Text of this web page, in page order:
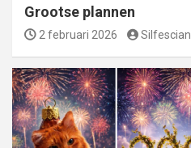
Grootse plannen
2 februari 2026 Silfescian